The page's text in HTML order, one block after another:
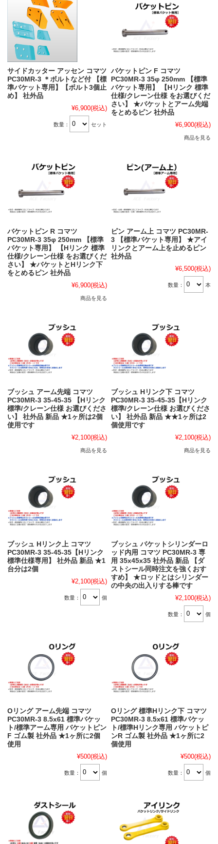
サイドカッター アッセン コマツ
PC30MR-3 ＊ボルトなど付 【標
準バケット専用】【ボルト3個止
め】 社外品
¥6,900(税込)
数量： セット
バケットピン F コマツ
PC30MR-3 35φ 250mm 【標準
バケット専用】 【Hリンク 標準
仕様/クレーン仕様 をお選びくだ
さい】 ★バケットとアーム先端
をとめるピン 社外品
¥6,900(税込)
商品を見る
バケットピン R コマツ
PC30MR-3 35φ 250mm 【標準
バケット専用】 【Hリンク 標準
仕様/クレーン仕様 をお選びくだ
さい】 ★バケットとHリンク下
をとめるピン 社外品
¥6,900(税込)
商品を見る
ピン アーム上 コマツ PC30MR-
3 【標準バケット専用】 ★アイ
リンクとアーム上を止めるピン
社外品
¥6,500(税込)
数量： 本
ブッシュ アーム先端 コマツ
PC30MR-3 35-45-35 【Hリンク
標準/クレーン仕様 お選びくださ
い】 社外品 新品 ★1ヶ所は2個
使用です
¥2,100(税込)
商品を見る
ブッシュ Hリンク下 コマツ
PC30MR-3 35-45-35【Hリンク
標準/クレーン仕様 お選びくださ
い】 社外品 新品 ★★1ヶ所は2
個使用です
¥2,100(税込)
商品を見る
ブッシュ Hリンク上 コマツ
PC30MR-3 35-45-35【Hリンク
標準仕様専用】 社外品 新品 ★1
台分は2個
¥2,100(税込)
数量： 個
ブッシュ バケットシリンダーロ
ッド内用 コマツ PC30MR-3 専
用 35x45x35 社外品 新品 【ダ
ストシール同時注文を強くおす
すめ】 ★ロッドとはシリンダー
の中央の出入りする棒です
¥2,100(税込)
数量： 個
Oリング アーム先端 コマツ
PC30MR-3 8.5x61 標準バケッ
ト/標準アーム専用 バケットピン
F ゴム製 社外品 ★1ヶ所に2個
使用
¥500(税込)
数量： 個
Oリング 標準Hリンク下 コマツ
PC30MR-3 8.5x61 標準バケッ
ト/標準Hリンク専用 バケットピ
ンR ゴム製 社外品 ★1ヶ所に2
個使用
¥500(税込)
数量： 個